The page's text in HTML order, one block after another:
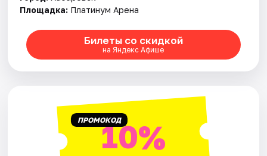
Площадка: Платинум Арена
Билеты со скидкой
на Яндекс Афише
ПРОМОКОД10%